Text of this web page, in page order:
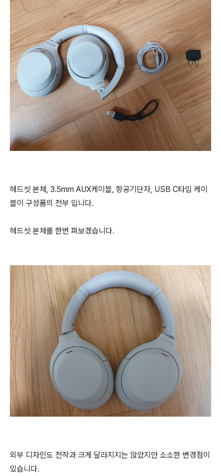
헤드셋 본체, 3.5mm AUX케이블, 항공기단자, USB C타입 케이
블이 구성품의 전부 입니다.
헤드셋 본체를 한번 펴보겠습니다.
외부 디자인도 전작과 크게 달라지지는 않았지만 소소한 변경점이
있습니다.